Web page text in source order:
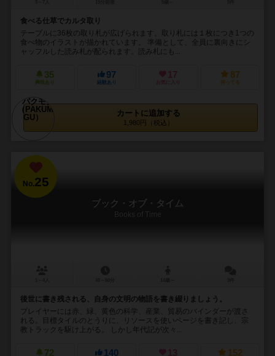
食べる仕草でカルタ取り
テーブルに36枚の取り札が広げられます。取り札には１枚につき1つの
食べ物のイラストが描かれています。 準備として、全員に裏向きにシ
ャッフルした読み札が配られます。読み札にも...
35
興味あり
97
経験あり
17
お気に入り
87
持ってる
カートに追加する
1,980円（税込）
No.25
ブック・オブ・タイム
Books of Time
後世に書き残される、自身の文明の物語を書き綴りましょう。
プレイヤーには赤、緑、黄色の科学、産業、貿易のバインダーが渡さ
れる。目標タイルのとうりに、リソースを使いページを書き記し、宗
教トラックを駆け上がる。 しかし年代記が次々...
72 140 13 152